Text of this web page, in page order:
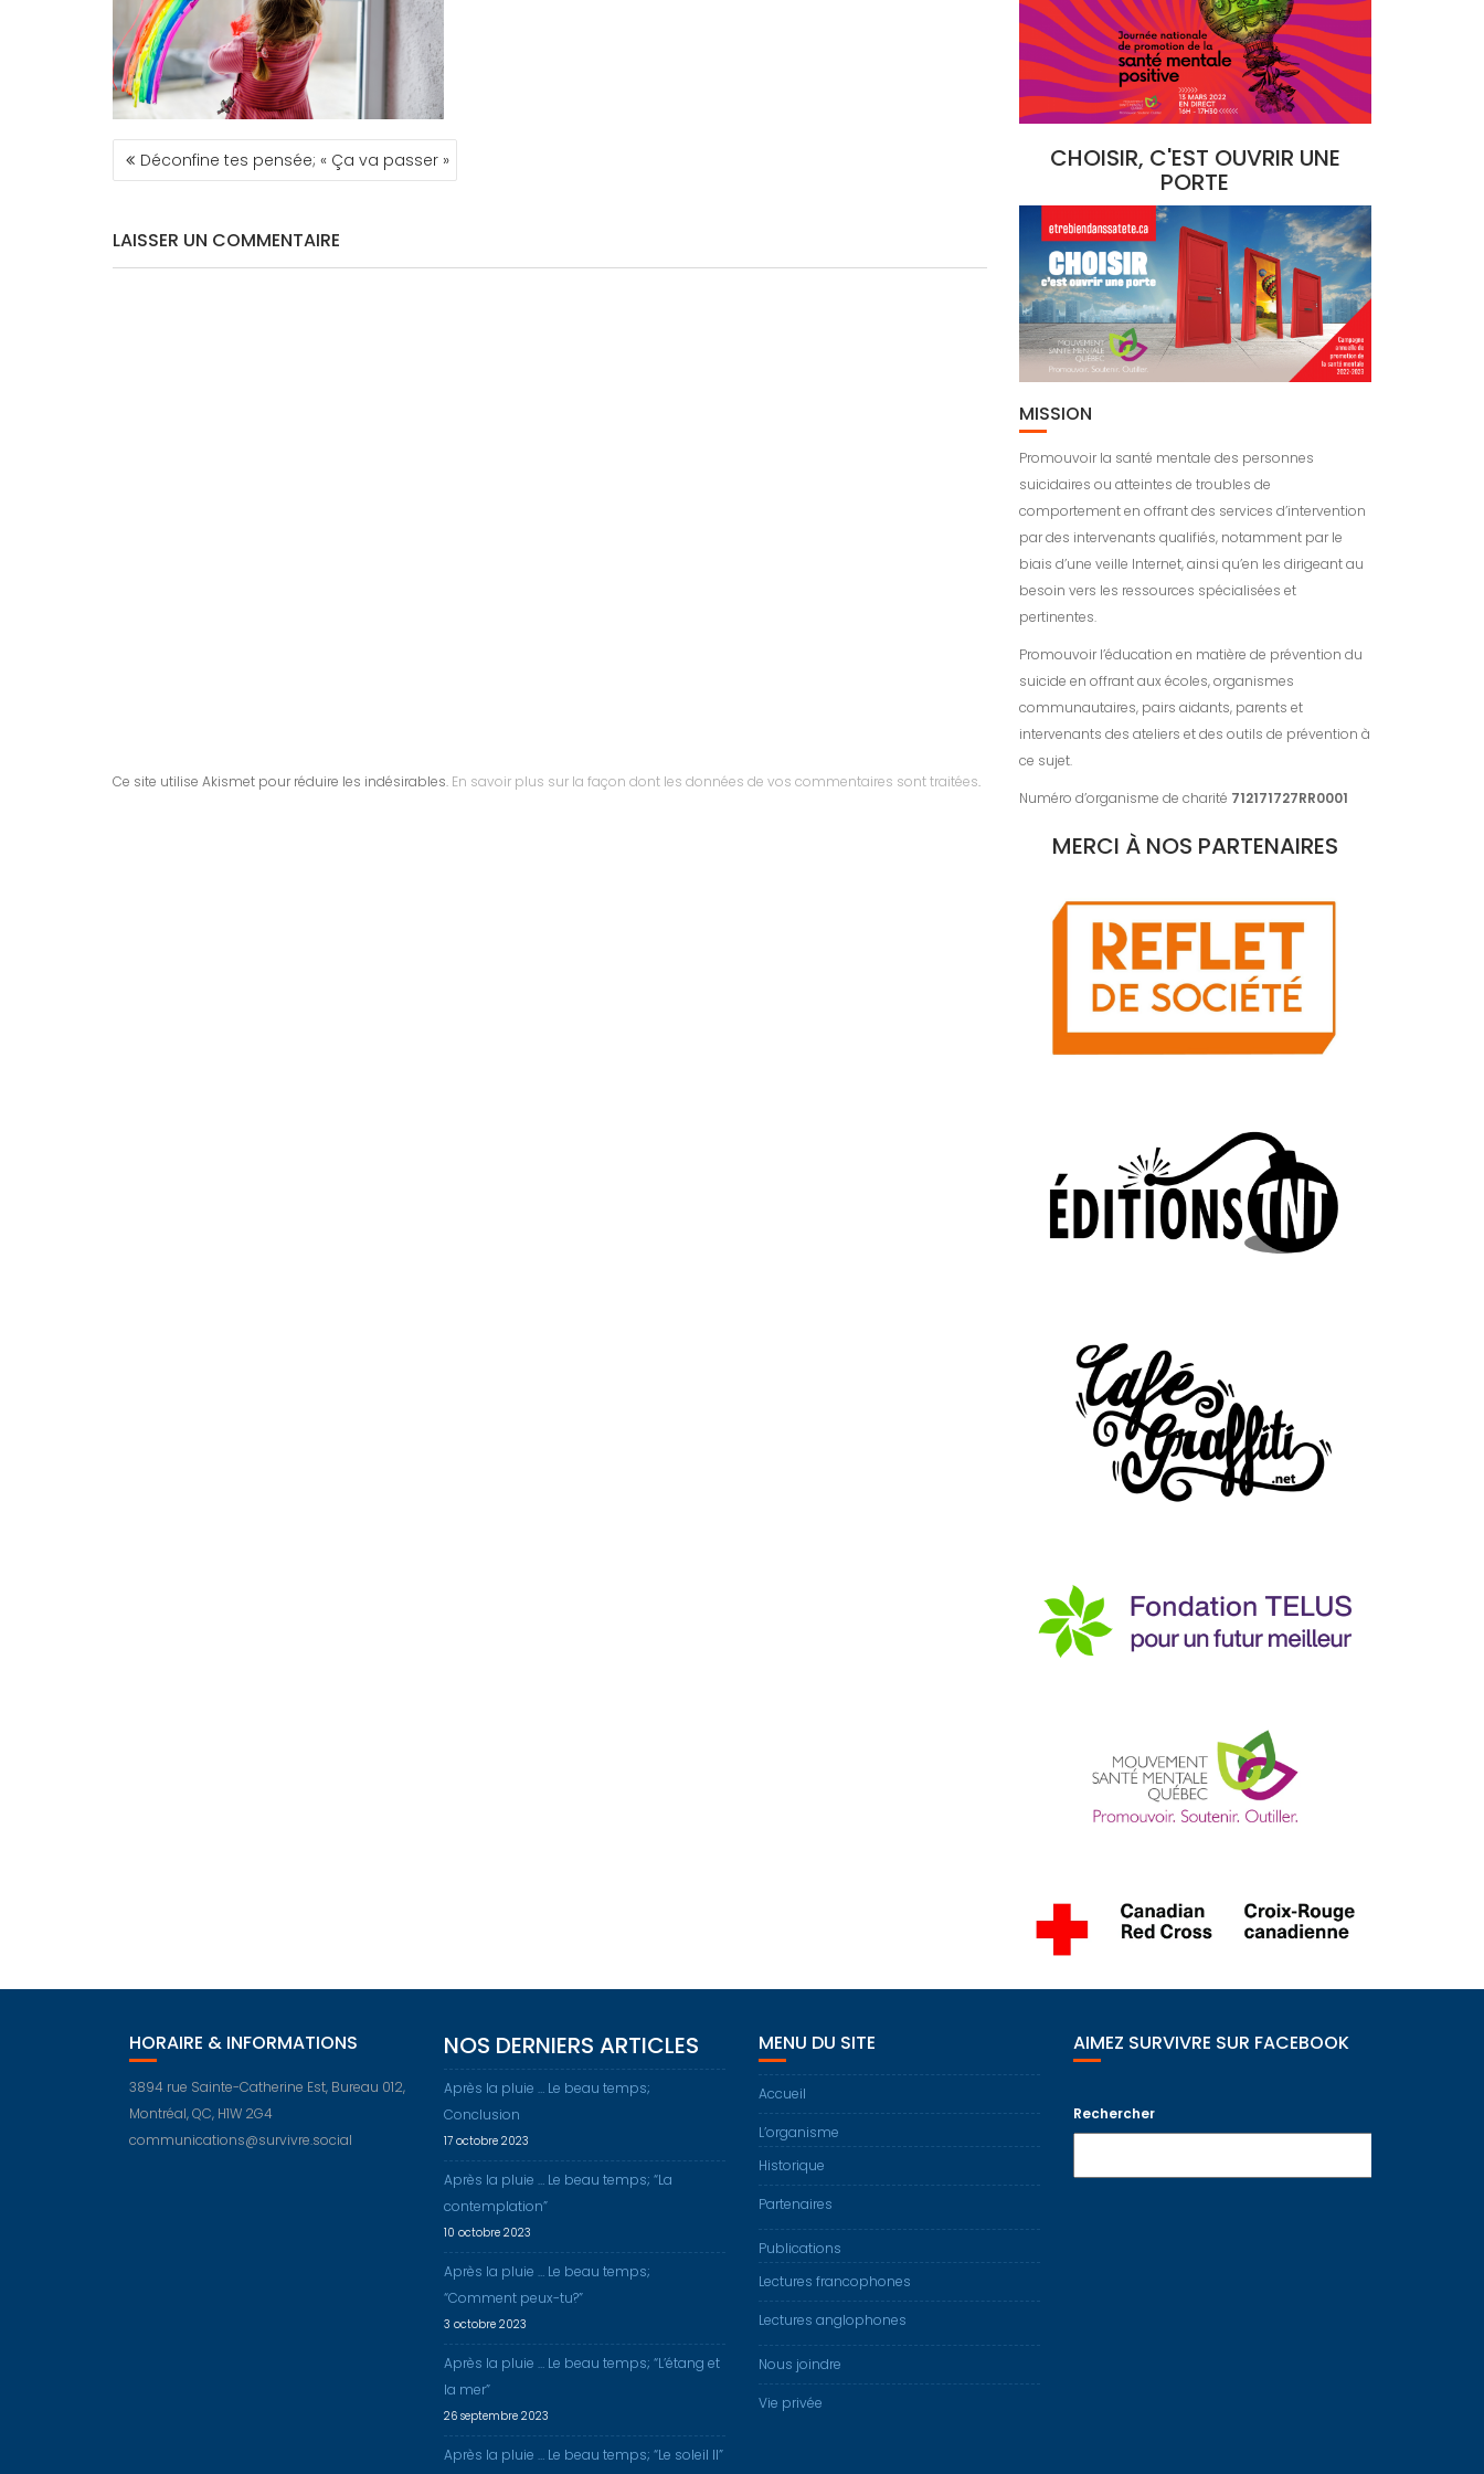
NAVIGATION
DEDéconfine tes pensée; « Ça va passer »
LAISSER UN COMMENTAIRE
Ce site utilise Akismet pour réduire les indésirables. En savoir plus sur la façon dont les données de vos commentaires sont traitées.
CHOISIR, C'EST OUVRIR UNE
PORTE
MISSION
Promouvoir la santé mentale des personnes
suicidaires ou atteintes de troubles de
comportement en offrant des services d’intervention
par des intervenants qualifiés, notamment par le
biais d’une veille Internet, ainsi qu’en les dirigeant au
besoin vers les ressources spécialisées et
pertinentes.
Promouvoir l’éducation en matière de prévention du
suicide en offrant aux écoles, organismes
communautaires, pairs aidants, parents et
intervenants des ateliers et des outils de prévention à
ce sujet.
Numéro d’organisme de charité 712171727RR0001
MERCI À NOS PARTENAIRES
HORAIRE & INFORMATIONS
3894 rue Sainte-Catherine Est, Bureau 012,
Montréal, QC, H1W 2G4
communications@survivre.social
NOS DERNIERS ARTICLES
Après la pluie … Le beau temps;
Conclusion
17 octobre 2023
Après la pluie … Le beau temps; “La
contemplation”
10 octobre 2023
Après la pluie … Le beau temps;
“Comment peux-tu?”
3 octobre 2023
Après la pluie … Le beau temps; “L’étang et
la mer”
26 septembre 2023
Après la pluie … Le beau temps; “Le soleil II”
MENU DU SITE
Accueil
L’organisme
Historique
Partenaires
Publications
Lectures francophones
Lectures anglophones
Nous joindre
Vie privée
AIMEZ SURVIVRE SUR FACEBOOK
Rechercher